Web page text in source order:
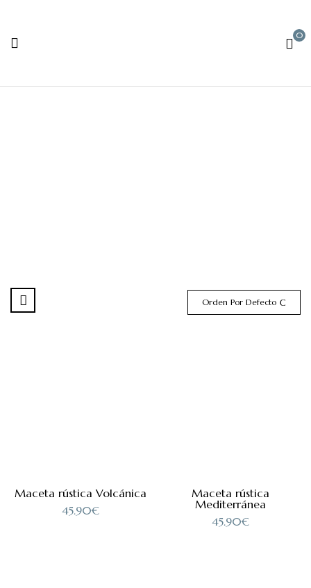
0
Orden Por Defecto
Maceta rústica Volcánica
45.90€
Maceta rústica
Mediterránea
45.90€